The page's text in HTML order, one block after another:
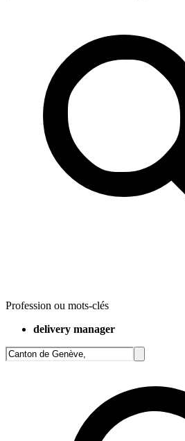
Profession ou mots-clés
delivery manager